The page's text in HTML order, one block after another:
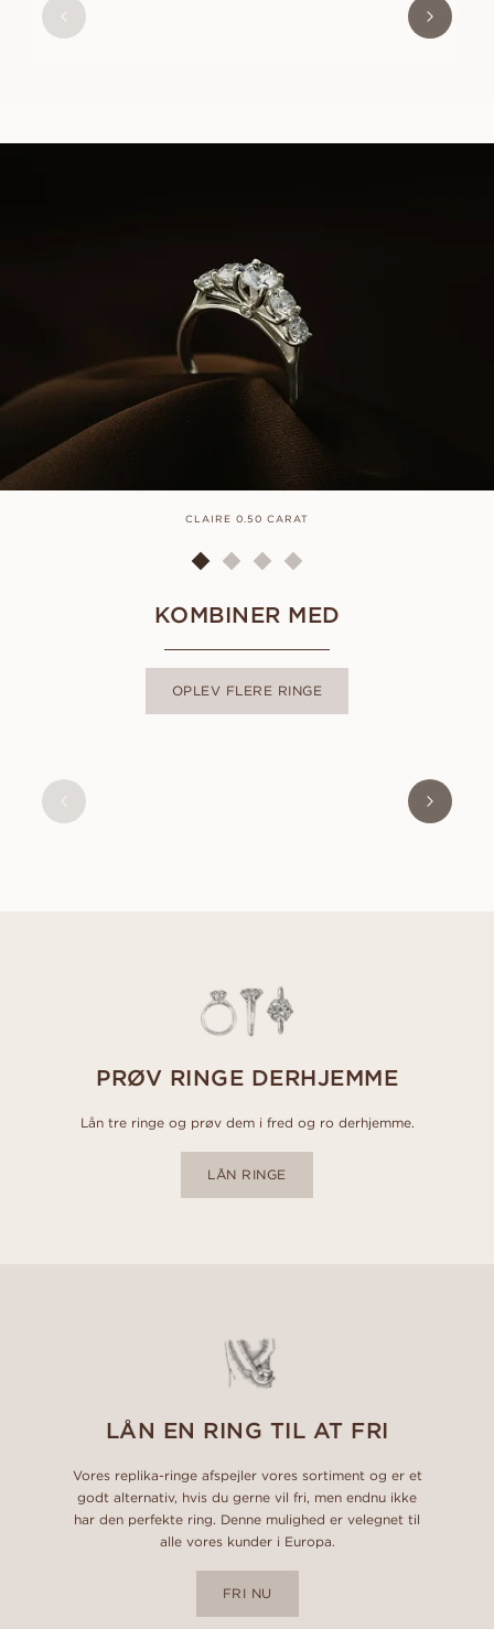
CLAIRE 0.50 CARAT
KOMBINER MED
OPLEV FLERE RINGE
PRØV RINGE DERHJEMME
Lån tre ringe og prøv dem i fred og ro derhjemme.
LÅN RINGE
LÅN EN RING TIL AT FRI
Vores replika-ringe afspejler vores sortiment og er et
godt alternativ, hvis du gerne vil fri, men endnu ikke
har den perfekte ring. Denne mulighed er velegnet til
alle vores kunder i Europa.
FRI NU